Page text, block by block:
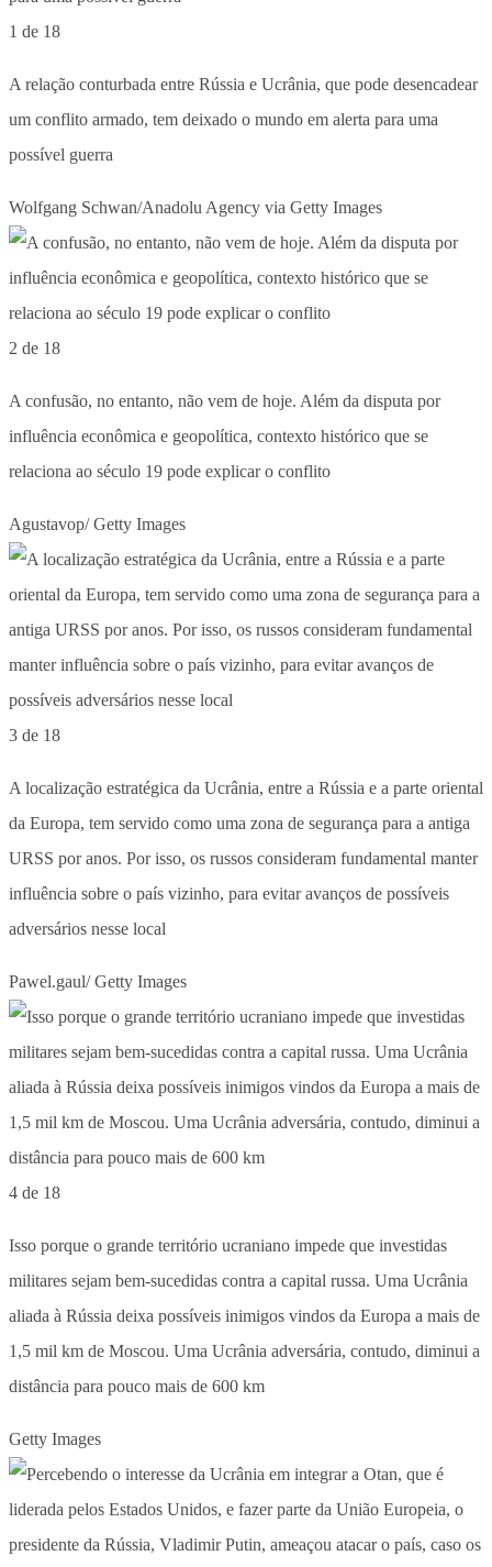
1 de 18
A relação conturbada entre Rússia e Ucrânia, que pode desencadear
um conflito armado, tem deixado o mundo em alerta para uma
possível guerra
Wolfgang Schwan/Anadolu Agency via Getty Images
2 de 18
A confusão, no entanto, não vem de hoje. Além da disputa por
influência econômica e geopolítica, contexto histórico que se
relaciona ao século 19 pode explicar o conflito
Agustavop/ Getty Images
3 de 18
A localização estratégica da Ucrânia, entre a Rússia e a parte oriental
da Europa, tem servido como uma zona de segurança para a antiga
URSS por anos. Por isso, os russos consideram fundamental manter
influência sobre o país vizinho, para evitar avanços de possíveis
adversários nesse local
Pawel.gaul/ Getty Images
4 de 18
Isso porque o grande território ucraniano impede que investidas
militares sejam bem-sucedidas contra a capital russa. Uma Ucrânia
aliada à Rússia deixa possíveis inimigos vindos da Europa a mais de
1,5 mil km de Moscou. Uma Ucrânia adversária, contudo, diminui a
distância para pouco mais de 600 km
Getty Images